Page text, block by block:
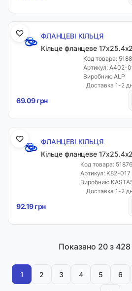
ФЛАНЦЕВІ КІЛЬЦЯ
Кільце фланцеве
Код товара:
Артикул: A402-
Виробник: ALP
Доставка 1-2
69.09 грн
ФЛАНЦЕВІ КІЛЬЦЯ
Кільце фланцеве
Код товара: 51876
Артикул: K82-017
Виробник:
Доставка 1-2
92.19 грн
Показано 20 з 428
1 2 3 4 5 6